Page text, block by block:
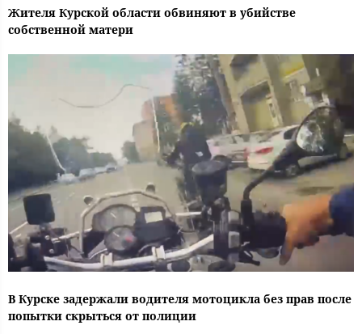
Жителя Курской области обвиняют в убийстве
собственной матери
В Курске задержали водителя мотоцикла без прав после
попытки скрыться от полиции